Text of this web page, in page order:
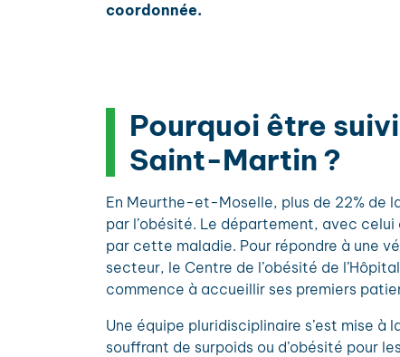
coordonnée.
Pourquoi être
Saint-Martin ?
En Meurthe-et-Moselle, plus de 22% de
par l’obésité. Le département, avec
par cette maladie. Pour répondre à une
secteur, le Centre de l’obésité de
commence à accueillir ses premiers
Une équipe pluridisciplinaire s’est mise à
souffrant de surpoids ou d’obésité pour